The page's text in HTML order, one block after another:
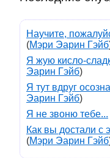
Научите,
(Мэри Эарин Гэйб
Я жую кисло-
Эарин Гэйб)
Я тут вдруг
Эарин Гэйб)
Я не звоню тебе...
Как вы достали с
(Мэри Эарин Гэйб